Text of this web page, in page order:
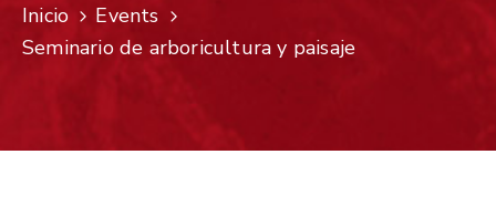
Inicio
Events
Seminario de arboricultura y paisaje